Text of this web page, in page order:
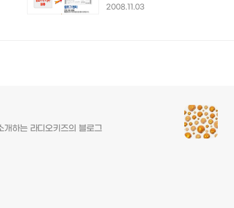
주세요~~^^/
2008.11.03
개하는 라디오키즈의 블로그